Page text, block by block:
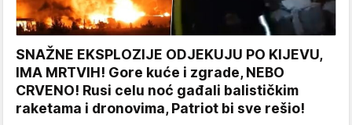
SNAŽNE EKSPLOZIJE ODJEKUJU PO KIJEVU,
IMA MRTVIH! Gore kuće i zgrade, NEBO
CRVENO! Rusi celu noć gađali balističkim
raketama i dronovima, Patriot bi sve rešio!